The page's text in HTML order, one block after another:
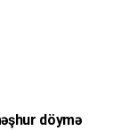
döymə